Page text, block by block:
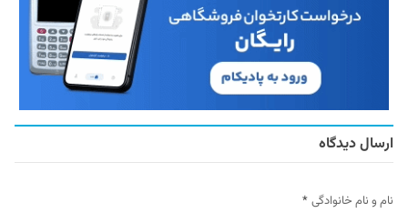
ارسال دیدگاه
نام و نام خانوادگی *